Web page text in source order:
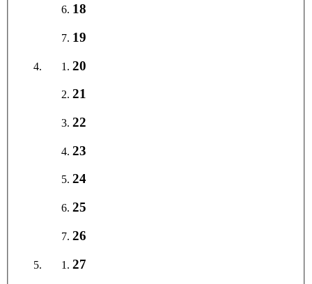
18
19
20
21
22
23
24
25
26
27